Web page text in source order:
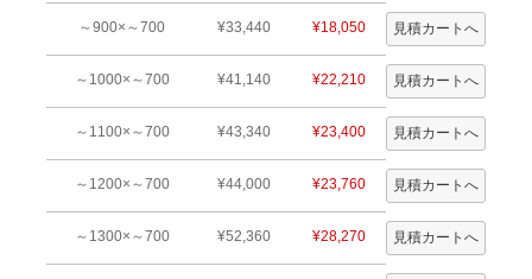
～900×～700 ¥33,440 ¥18,050
～1000×～700 ¥41,140 ¥22,210
～1100×～700 ¥43,340 ¥23,400
～1200×～700 ¥44,000 ¥23,760
～1300×～700 ¥52,360 ¥28,270